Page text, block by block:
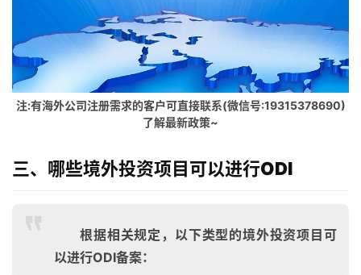
注:有海外公司注册需求的客户可直接联系(微信号:19315378690)
了解最新政策~
三、哪些境外投资项目可以进行ODI
根据相关规定，以下类型的境外投资项目可
以进行ODI备案：